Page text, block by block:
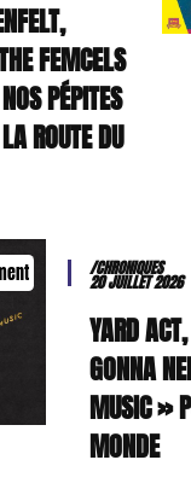
FEMCELS
PÉPITES
ROUTE DU
/CHRONIQUES
20 JUILLET 2026
YARD
GONNA
MUSIC »
MONDE